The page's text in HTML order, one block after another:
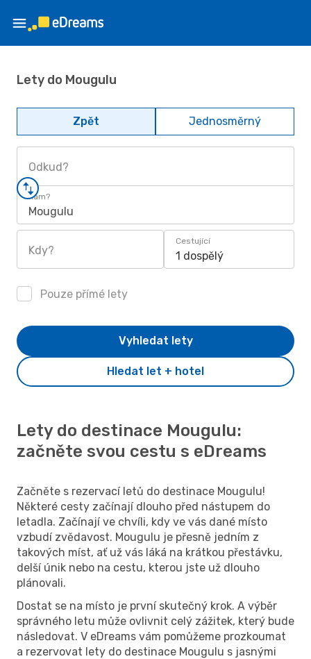
Lety do Mougulu
Zpět Jednosměrný
Odkud?
Kam?
Mougulu
Kdy?
Cestující
1 dospělý
Pouze přímé lety
Hledat let + hotel
Vyhledat lety
Lety do destinace Mougulu:
začněte svou cestu s eDreams
Začněte s rezervací letů do destinace Mougulu!
Některé cesty začínají dlouho před nástupem do
letadla. Začínají ve chvíli, kdy ve vás dané místo
vzbudí zvědavost. Mougulu je přesně jedním z
takových míst, ať už vás láká na krátkou přestávku,
delší únik nebo na cestu, kterou jste už dlouho
plánovali.
Dostat se na místo je první skutečný krok. A výběr
správného letu může ovlivnit celý zážitek, který bude
následovat. V eDreams vám pomůžeme prozkoumat
a rezervovat lety do destinace Mougulu s jasnými